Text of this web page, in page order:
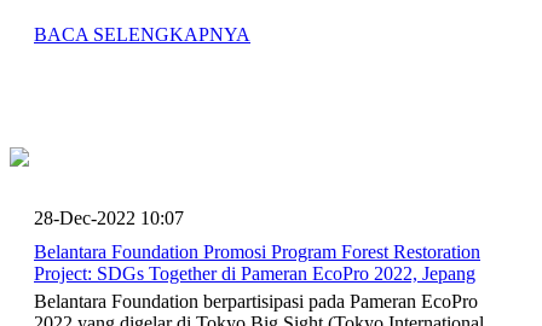
BACA SELENGKAPNYA
28-Dec-2022 10:07
Belantara Foundation Promosi Program Forest Restoration
Project: SDGs Together di Pameran EcoPro 2022, Jepang
Belantara Foundation berpartisipasi pada Pameran EcoPro